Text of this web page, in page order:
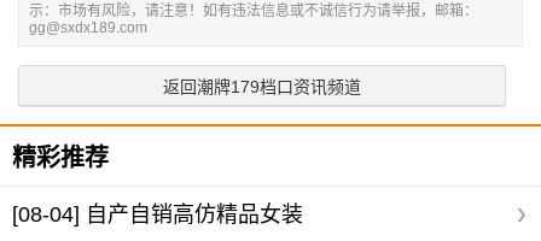
示：市场有风险，请注意！如有违法信息或不诚信行为请举报，邮箱：
gg@sxdx189.com
返回潮牌179档口资讯频道
精彩推荐
[08-04] 自产自销高仿精品女装